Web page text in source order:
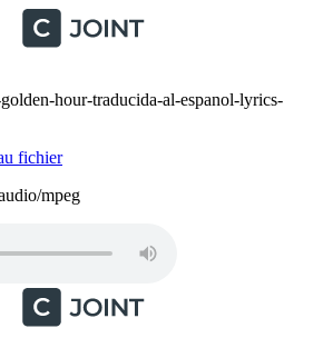
hour-traducida-al-espanol-lyrics-
fichier
mpeg